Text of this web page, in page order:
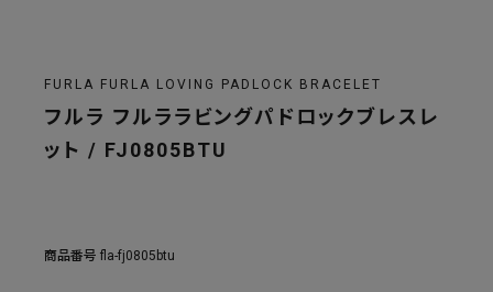
FURLA FURLA LOVING PADLOCK BRACELET
フルラ フルララビングパドロックブレスレ
ット / FJ0805BTU
商品番号 fla-fj0805btu